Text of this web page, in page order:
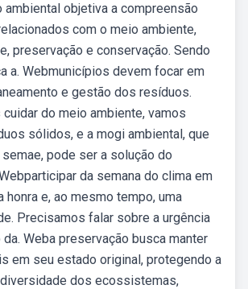
ambiental objetiva a compreensão
com o meio ambiente,
preservação e conservação. Sendo
a. Webmunicípios devem focar em
e gestão dos resíduos.
do meio ambiente, vamos
sólidos, e a mogi ambiental, que
pode ser a solução do
da semana do clima em
honra e, ao mesmo tempo, uma
Precisamos falar sobre a urgência
Weba preservação busca manter
em seu estado original, protegendo a
dos ecossistemas,